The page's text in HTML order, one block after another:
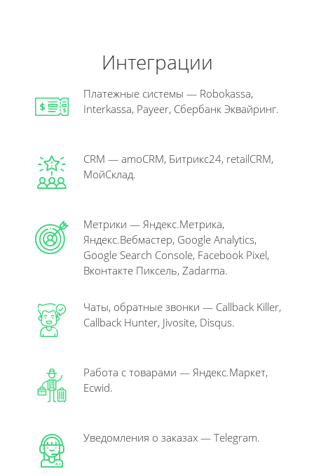
Интеграции
Платежные системы — Robokassa,
Interkassa, Payeer, Сбербанк Эквайринг.
CRM — amoCRM, Битрикс24, retailCRM,
МойСклад.
Метрики — Яндекс.Метрика,
Яндекс.Вебмастер, Google Analytics,
Google Search Console, Facebook Pixel,
Вконтакте Пиксель, Zadarma.
Чаты, обратные звонки — Callback Killer,
Callback Hunter, Jivosite, Disqus.
Работа с товарами — Яндекс.Маркет,
Ecwid.
Уведомления о заказах — Telegram.